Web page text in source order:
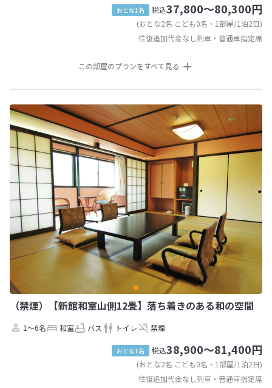
おとな1名 税込37,800～80,300円
(おとな2名 こども0名・1部屋/1泊2日)
往復追加代金なし列車・普通車指定席
この部屋のプランをすべて見る
（禁煙）【新館和室山側12畳】落ち着きのある和の空間
1～6名 和室 バス トイレ 禁煙
おとな1名 税込38,900～81,400円
(おとな2名 こども0名・1部屋/1泊2日)
往復追加代金なし列車・普通車指定席